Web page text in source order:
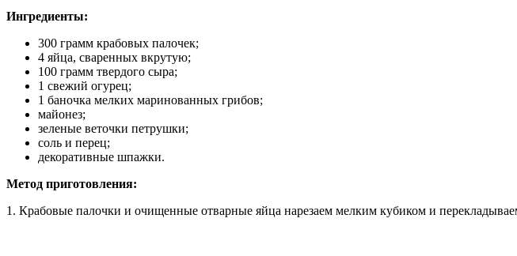
Ингредиенты:
300 грамм крабовых палочек;
4 яйца, сваренных вкрутую;
100 грамм твердого сыра;
1 свежий огурец;
1 баночка мелких маринованных грибов;
майонез;
зеленые веточки петрушки;
соль и перец;
декоративные шпажки.
Метод приготовления:
1. Крабовые палочки и очищенные отварные яйца нарезаем мелким кубиком и